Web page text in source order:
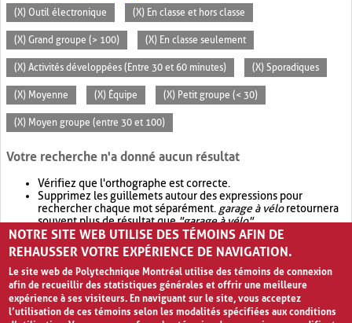
(X) Outil électronique (X) En classe et hors classe
(X) Grand groupe (> 100) (X) En classe seulement
(X) Activités développées (Entre 30 et 60 minutes) (X) Sporadiques
(X) Moyenne (X) Équipe (X) Petit groupe (< 30)
(X) Moyen groupe (entre 30 et 100)
Votre recherche n'a donné aucun résultat
Vérifiez que l'orthographe est correcte.
Supprimez les guillemets autour des expressions pour
rechercher chaque mot séparément. garage à véloretournera
souvent plus de résultat que"garage à vélo".
Envisagez d'élargir votre recherche avec OR.garage OR vélo
retournera souvent plus de résultat quegarage à vélo
NOTRE SITE WEB UTILISE DES TÉMOINS AFIN DE
REHAUSSER VOTRE EXPÉRIENCE DE NAVIGATION.
Le site web de Polytechnique Montréal utilise des témoins de connexion
afin de recueillir des statistiques générales et offrir une meilleure
expérience à ses visiteurs. En naviguant sur le site, vous acceptez
l’utilisation de ces témoins selon les modalités spécifiées aux conditions